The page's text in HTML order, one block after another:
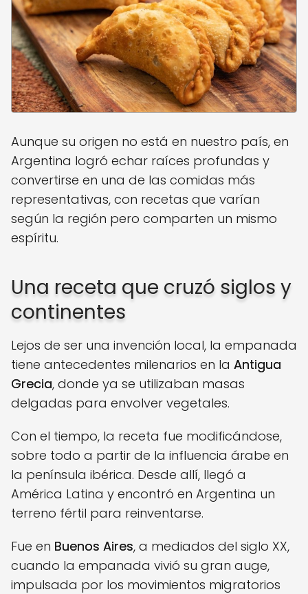
Aunque su origen no está en nuestro país, en
Argentina logró echar raíces profundas y
convertirse en una de las comidas más
representativas, con recetas que varían
según la región pero comparten un mismo
espíritu.
Una receta que cruzó siglos y
continentes
Lejos de ser una invención local, la empanada
tiene antecedentes milenarios en la Antigua
Grecia, donde ya se utilizaban masas
delgadas para envolver vegetales.
Con el tiempo, la receta fue modificándose,
sobre todo a partir de la influencia árabe en
la península ibérica. Desde allí, llegó a
América Latina y encontró en Argentina un
terreno fértil para reinventarse.
Fue en Buenos Aires, a mediados del siglo XX,
cuando la empanada vivió su gran auge,
impulsada por los movimientos migratorios